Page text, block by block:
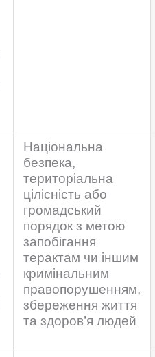
Національна
безпека,
територіальна
цілісність або
громадський
порядок з метою
запобігання
терактам чи іншим
кримінальним
правопорушенням,
збереження життя
та здоров’я людей